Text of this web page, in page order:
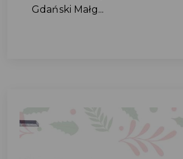
Gdański Małg...